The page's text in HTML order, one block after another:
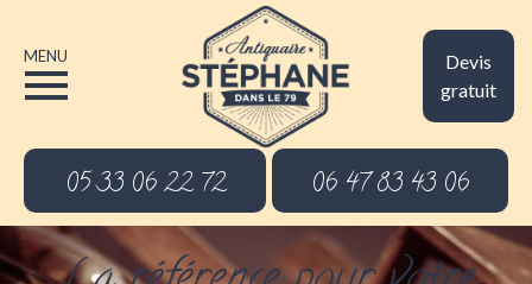
Devis
gratuit
MENU
05 33 06 22 72 06 47 83 43 06